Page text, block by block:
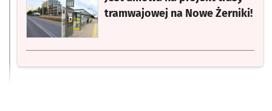
tramwajowej na Nowe Żerniki!